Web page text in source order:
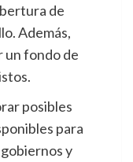
de
Además,
un fondo de
posibles
para
y